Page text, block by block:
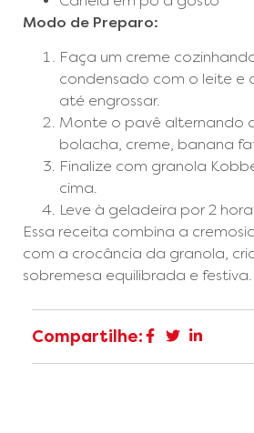
Modo de Preparo:
Faça um creme
condensado com o leite e
até engrossar.
Monte o pavê alternando
bolacha, creme, banana
Finalize com granola
cima.
Leve à geladeira por 2
Essa receita combina a
com a crocância da granola,
sobremesa equilibrada e festiva.
Compartilhe: